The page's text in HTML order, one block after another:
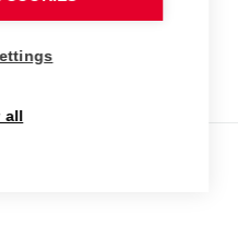
and students